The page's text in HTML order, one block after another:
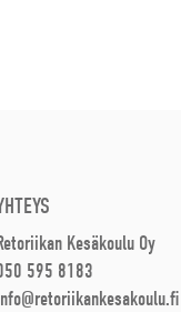
Kesäkoulu Oy
595 8183